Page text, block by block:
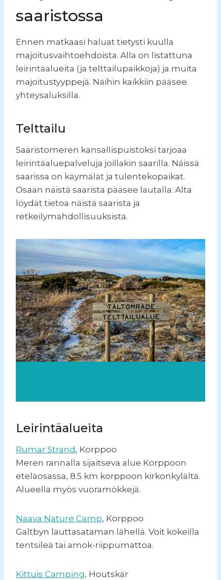
saaristossa
Ennen matkaasi haluat tietysti kuulla
majoitusvaihtoehdoista. Alla on listattuna
leirintäalueita (ja telttailupaikkoja) ja muita
majoitustyyppejä. Näihin kaikkiin pääsee
yhteysaluksilla.
Telttailu
Saaristomeren kansallispuistoksi tarjoaa
leirintäaluepalveluja joillakin saarilla. Näissä
saarissa on käymälät ja tulentekopaikat.
Osaan näistä saarista pääsee lautalla. Alta
löydät tietoa näistä saarista ja
retkeilymahdollisuuksista.
Leirintäalueita
Rumar Strand , Korppoo
Meren rannalla sijaitseva alue Korppoon
eteläosassa, 8.5 km korppoon kirkonkylältä.
Alueella myös vuoramökkejä.
Naava Nature Camp, Korppoo
Galtbyn lauttasataman lähellä. Voit kokeilla
tentsileä tai amok-riippumattoa.
Kittuis Camping, Houtskär